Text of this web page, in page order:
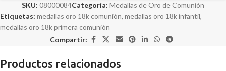
SKU: 08000084Categoría: Medallas de Oro de Comunión
Etiquetas: medallas oro 18k comunión, medallas oro 18k infantil,
medallas oro 18k primera comunión
Compartir:
Productos relacionados